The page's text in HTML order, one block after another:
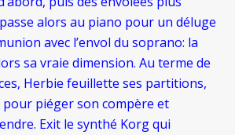
alors au piano pour un déluge
avec l’envol du soprano: la
sa vraie dimension. Au terme de
Herbie feuillette ses partitions,
piéger son compère et
Exit le synthé Korg qui